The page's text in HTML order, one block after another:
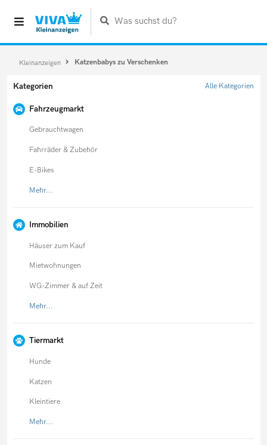
Was suchst du?
Kleinanzeigen Katzenbabys zu Verschenken
Kategorien Alle Kategorien
Fahrzeugmarkt
Gebrauchtwagen
Fahrräder & Zubehör
E-Bikes
Mehr...
Immobilien
Häuser zum Kauf
Mietwohnungen
WG-Zimmer & auf Zeit
Mehr...
Tiermarkt
Hunde
Katzen
Kleintiere
Mehr...